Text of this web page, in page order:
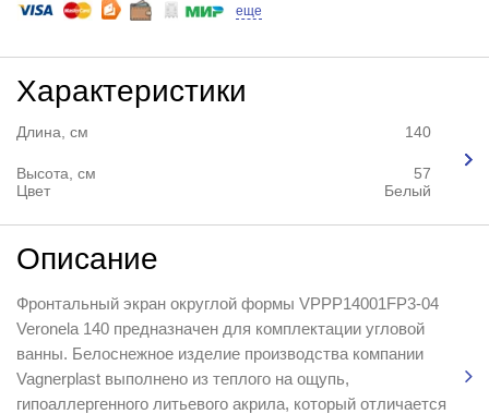
еще
Характеристики
Длина, см 140
Высота, см
57
Цвет
Белый
Описание
Фронтальный экран округлой формы VPPP14001FP3-04
Veronela 140 предназначен для комплектации угловой
ванны. Белоснежное изделие производства компании
Vagnerplast выполнено из теплого на ощупь,
гипоаллергенного литьевого акрила, который отличается